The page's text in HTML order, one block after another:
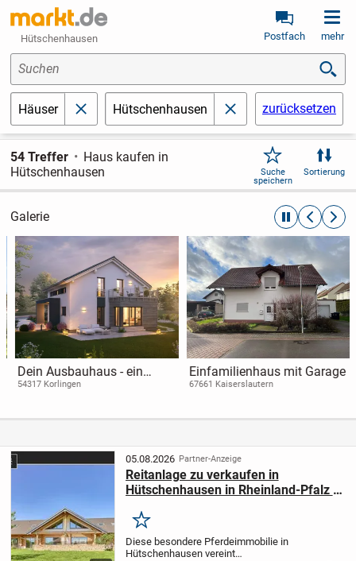
Hütschenhausen Postfach mehr
Suchen
Häuser schließenHütschenhausen schließenzurücksetzen
54 Treffer
Haus kaufen in
Hütschenhausen
Suche
speichern
Sortierung
Galerie automatische
Dein Ausbauhaus - ein
Projekt, das verbindet |
54317 Korlingen
Einfamilienhaus mit Garage
67661 Kaiserslautern
05.08.2026 Partner-Anzeige
Reitanlage zu verkaufen in
Hütschenhausen in Rheinland-Pfalz –
Wohnen inklusive!
Merken
Diese besondere Pferdeimmobilie in
Hütschenhausen vereint